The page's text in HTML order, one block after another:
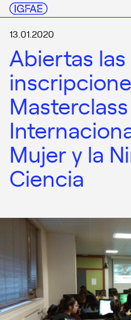
13.01.2020
Abiertas las
Mujer y la
Ciencia